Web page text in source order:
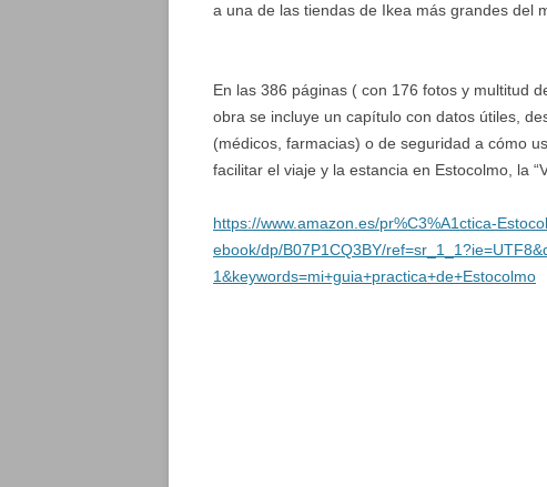
a una de las tiendas de Ikea más grandes del
En las 386 páginas ( con 176 fotos y multitud
obra se incluye un capítulo con datos útiles,
(médicos, farmacias) o de seguridad a cómo
facilitar el viaje y la estancia en Estocolmo, la
https://www.amazon.es/pr%C3%A1ctica-
ebook/dp/B07P1CQ3BY/
1&keywords=mi+guia+practica+de+Estocolmo